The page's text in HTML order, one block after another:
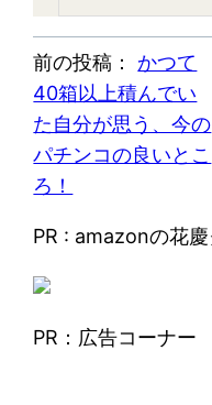
前の投稿：
かつて
40箱以上積んでい
た自分が思う、今の
パチンコの良いとこ
ろ！
PR : amazonの花
PR：広告コーナー